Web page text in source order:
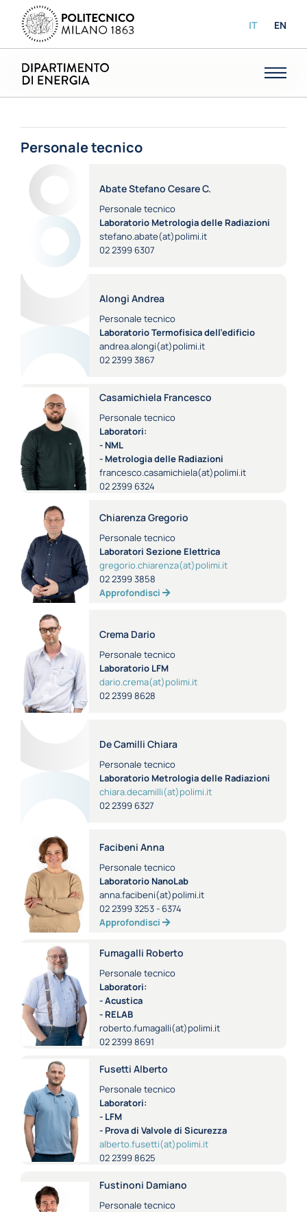
IT EN
Personale tecnico
Abate Stefano Cesare C.
Personale tecnico
Laboratorio Metrologia delle Radiazioni
stefano.abate(at)polimi.it
02 2399 6307
Alongi Andrea
Personale tecnico
Laboratorio Termofisica dell'edificio
andrea.alongi(at)polimi.it
02 2399 3867
Casamichiela Francesco
Personale tecnico
Laboratori:
- NML
- Metrologia delle Radiazioni
francesco.casamichiela(at)polimi.it
02 2399 6324
Chiarenza Gregorio
Personale tecnico
Laboratori Sezione Elettrica
gregorio.chiarenza(at)polimi.it
02 2399 3858
Approfondisci
Crema Dario
Personale tecnico
Laboratorio LFM
dario.crema(at)polimi.it
02 2399 8628
De Camilli Chiara
Personale tecnico
Laboratorio Metrologia delle Radiazioni
chiara.decamilli(at)polimi.it
02 2399 6327
Facibeni Anna
Personale tecnico
Laboratorio NanoLab
anna.facibeni(at)polimi.it
02 2399 3253 - 6374
Approfondisci
Fumagalli Roberto
Personale tecnico
Laboratori:
- Acustica
- RELAB
roberto.fumagalli(at)polimi.it
02 2399 8691
Fusetti Alberto
Personale tecnico
Laboratori:
- LFM
- Prova di Valvole di Sicurezza
alberto.fusetti(at)polimi.it
02 2399 8625
Fustinoni Damiano
Personale tecnico